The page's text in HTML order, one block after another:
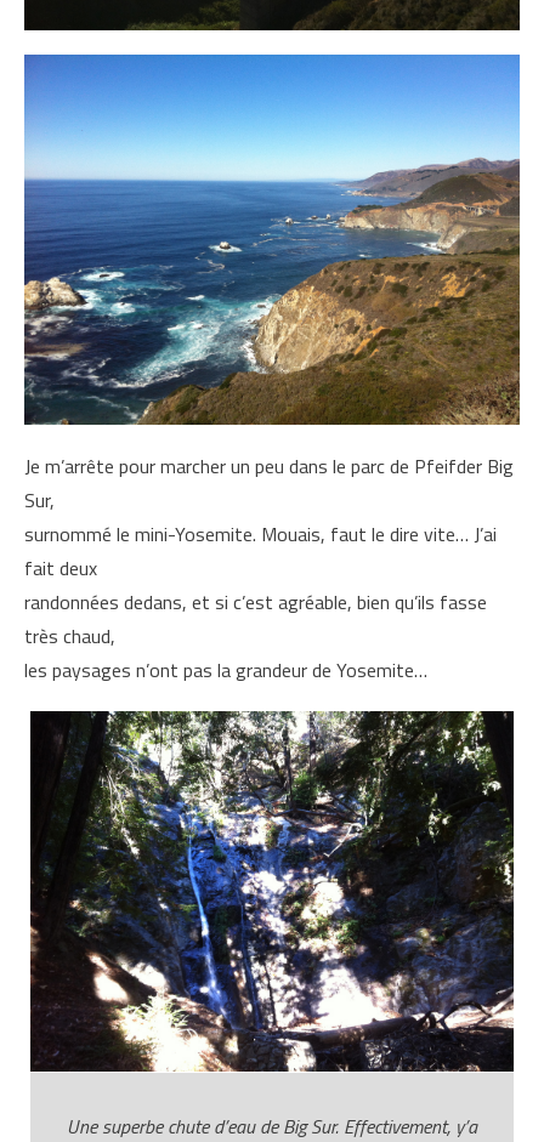
Je m’arrête pour marcher un peu dans le parc de Pfeifder Big
Sur,
surnommé le mini-Yosemite. Mouais, faut le dire vite… J’ai
fait deux
randonnées dedans, et si c’est agréable, bien qu’ils fasse
très chaud,
les paysages n’ont pas la grandeur de Yosemite…
Une superbe chute d’eau de Big Sur. Effectivement, y’a